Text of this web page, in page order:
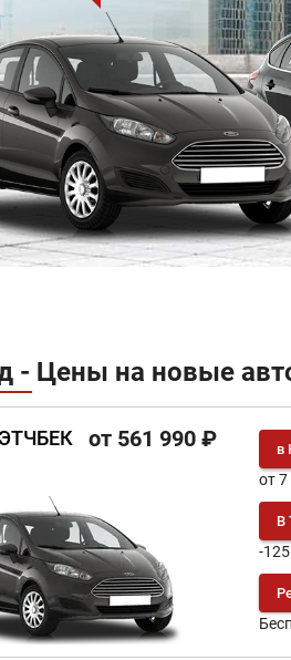
- Цены на новые
от 561 990 ₽ в
от
В
-